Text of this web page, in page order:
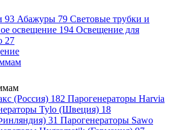
93 Абажуры 79 Световые трубки и
освещение 194 Освещение для
27
(Россия) 182 Парогенераторы Harvia
Tylo (Швеция) 18
31 Парогенераторы Sawo